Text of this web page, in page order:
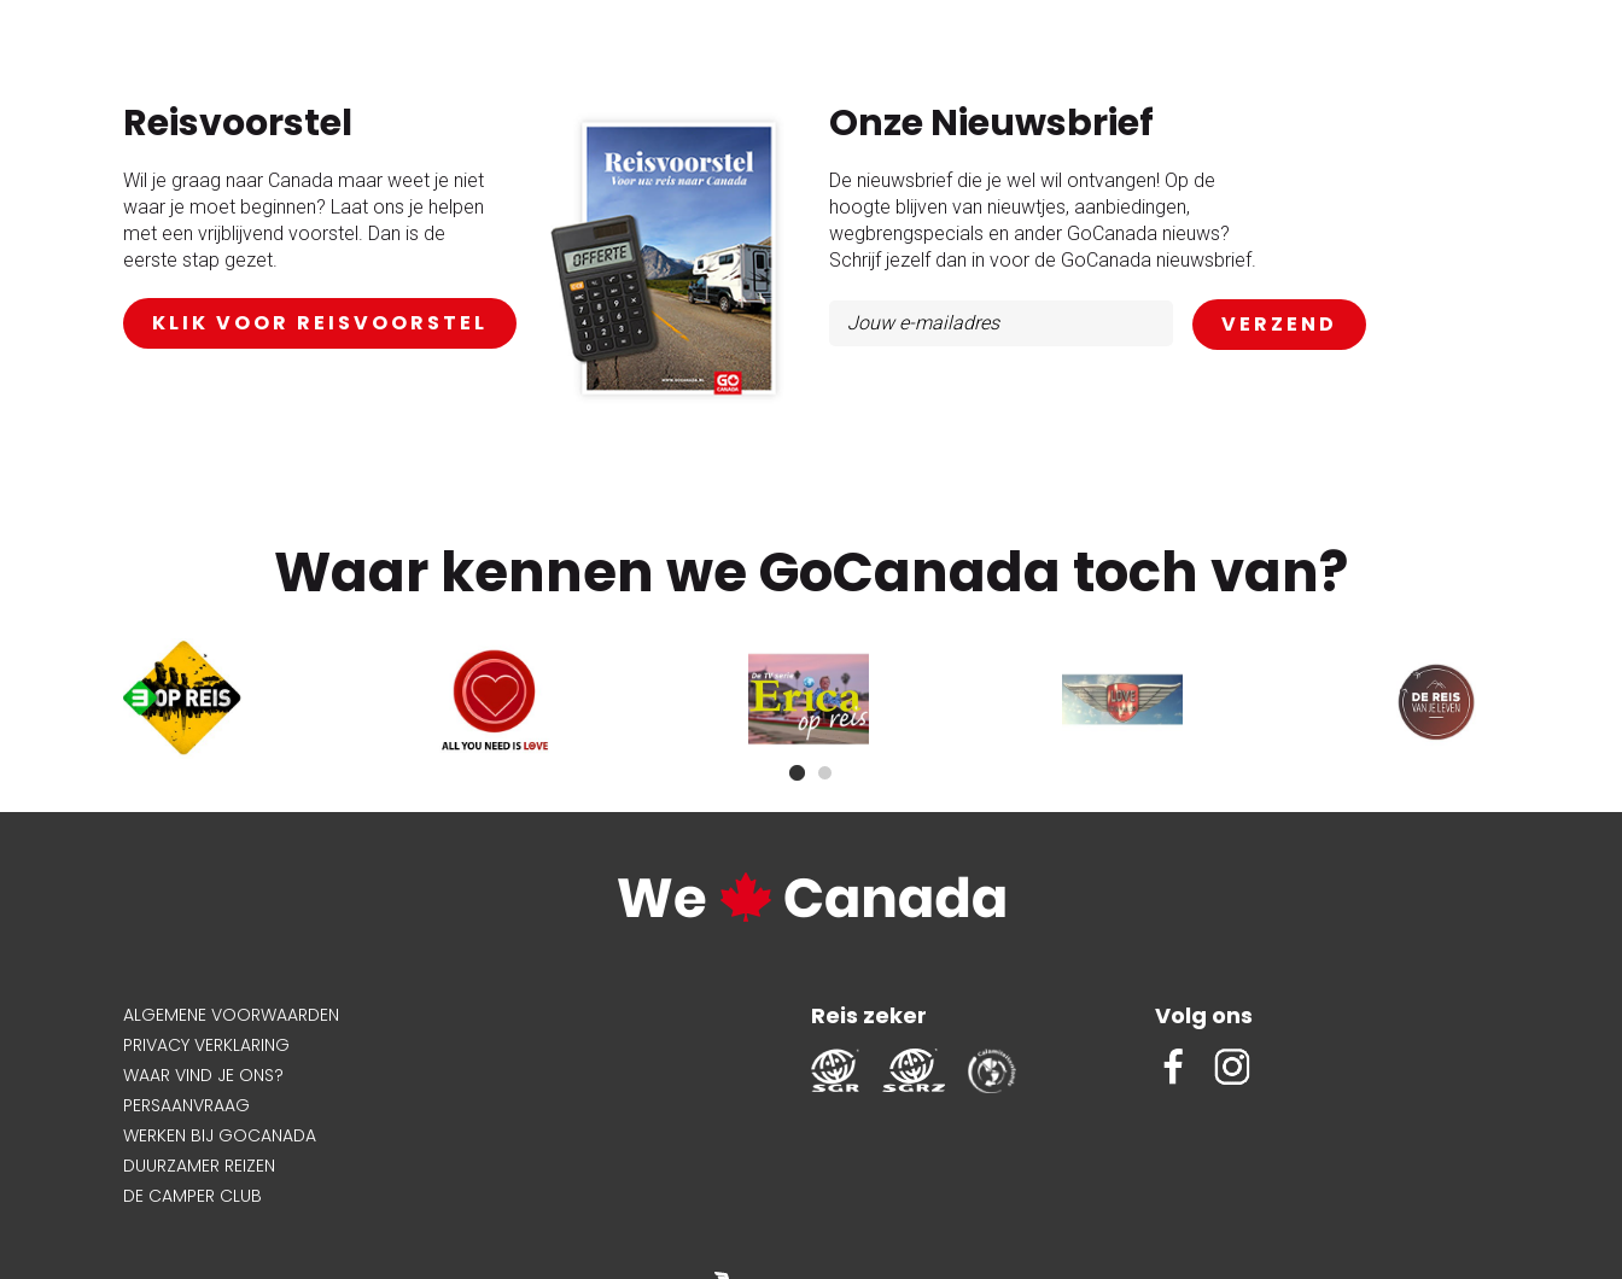
Reisvoorstel
Wil je graag naar Canada maar weet je niet
waar je moet beginnen? Laat ons je helpen
met een vrijblijvend voorstel. Dan is de
eerste stap gezet.
KLIK VOOR REISVOORSTEL
Onze Nieuwsbrief
De nieuwsbrief die je wel wil ontvangen! Op de
hoogte blijven van nieuwtjes, aanbiedingen,
wegbrengspecials en ander GoCanada nieuws?
Schrijf jezelf dan in voor de GoCanada nieuwsbrief.
Waar kennen we GoCanada toch van?
ALGEMENE VOORWAARDEN
PRIVACY VERKLARING
WAAR VIND JE ONS?
PERSAANVRAAG
WERKEN BIJ GOCANADA
DUURZAMER REIZEN
DE CAMPER CLUB
Reis zeker Volg ons